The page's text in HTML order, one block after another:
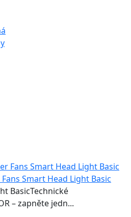
Smart Head Light Basic
BasicTechnické
– zapněte jedn...